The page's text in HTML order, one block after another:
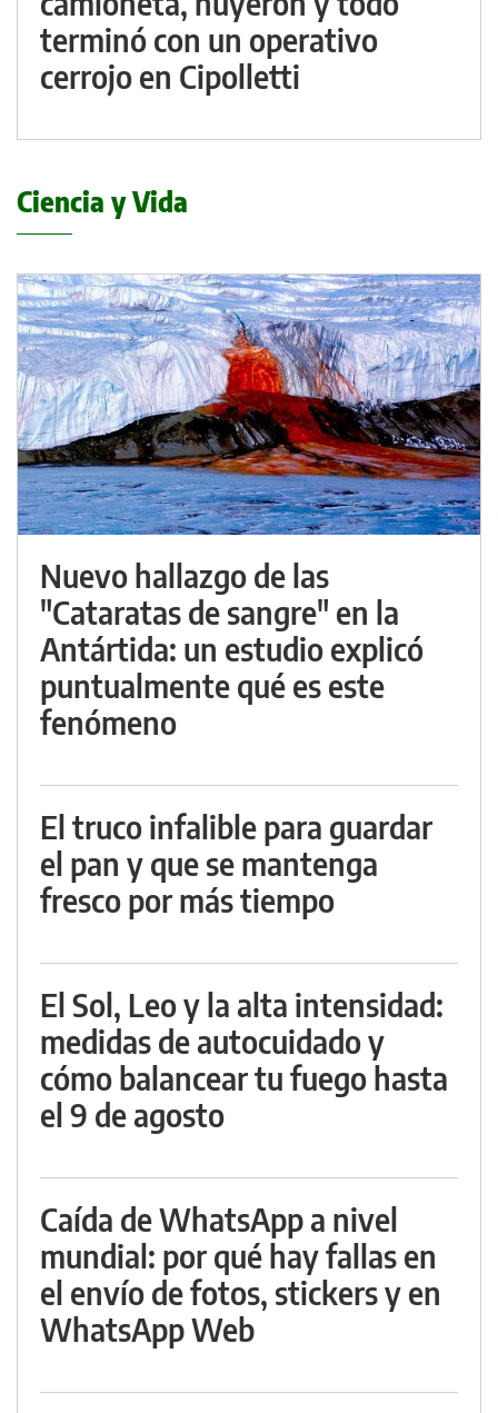
terminó con un operativo
cerrojo en Cipolletti
Ciencia y Vida
Nuevo hallazgo de las
"Cataratas de sangre" en la
Antártida: un estudio explicó
puntualmente qué es este
fenómeno
El truco infalible para guardar
el pan y que se mantenga
fresco por más tiempo
El Sol, Leo y la alta intensidad:
medidas de autocuidado y
cómo balancear tu fuego hasta
el 9 de agosto
Caída de WhatsApp a nivel
mundial: por qué hay fallas en
el envío de fotos, stickers y en
WhatsApp Web